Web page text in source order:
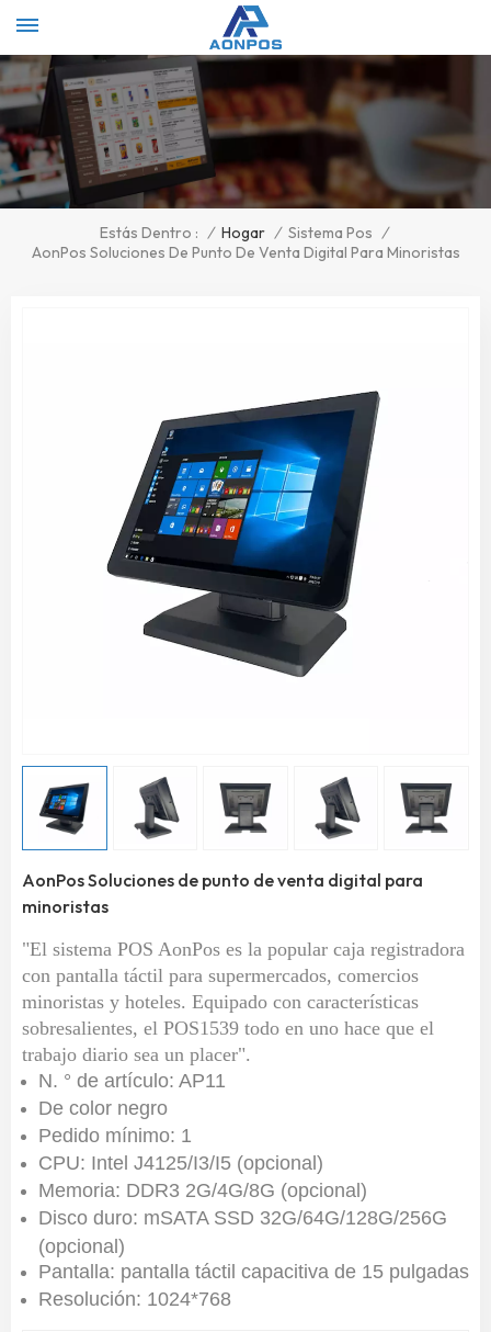
Estás Dentro : / Hogar / Sistema Pos /
AonPos Soluciones De Punto De Venta Digital Para Minoristas
AonPos Soluciones de punto de venta digital para
minoristas
"El sistema POS AonPos es la popular caja registradora
con pantalla táctil para supermercados, comercios
minoristas y hoteles. Equipado con características
sobresalientes, el POS1539 todo en uno hace que el
trabajo diario sea un placer".
N. ° de artículo: AP11
De color negro
Pedido mínimo: 1
CPU: Intel J4125/I3/I5 (opcional)
Memoria: DDR3 2G/4G/8G (opcional)
Disco duro: mSATA SSD 32G/64G/128G/256G
(opcional)
Pantalla: pantalla táctil capacitiva de 15 pulgadas
Resolución: 1024*768